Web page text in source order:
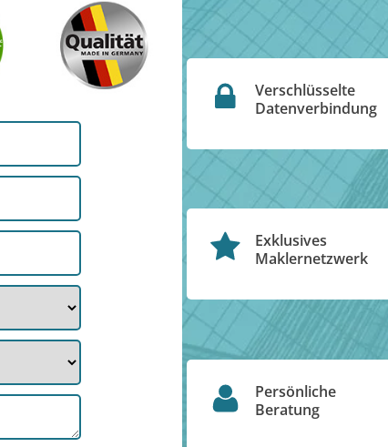
Verschlüsselte
Datenverbindung
Exklusives
Maklernetzwerk
Persönliche
Beratung